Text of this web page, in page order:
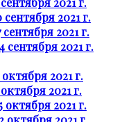
сентября 2021 г.
сентября 2021 г.
сентября 2021 г.
2021 г.
2021 г.
октября 2021 г.